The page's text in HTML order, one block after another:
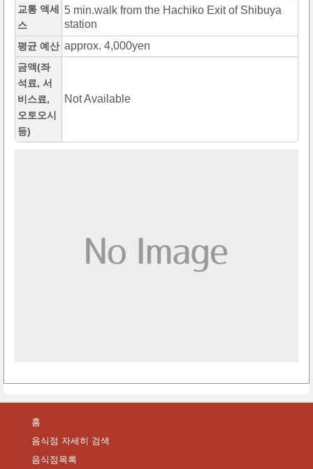
교통 액세
스
5 min.walk from the Hachiko Exit of Shibuya
station
평균 예산 approx. 4,000yen
금액(좌
석료, 서
비스료,
오토오시
등)
Not Available
홈
음식점 자세히 검색
음식점목록